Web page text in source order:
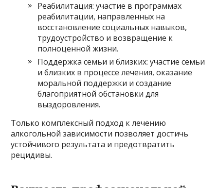
Реабилитация: участие в программах
реабилитации, направленных на
восстановление социальных навыков,
трудоустройство и возвращение к
полноценной жизни.
Поддержка семьи и близких: участие семьи
и близких в процессе лечения, оказание
моральной поддержки и создание
благоприятной обстановки для
выздоровления.
Только комплексный подход к лечению
алкогольной зависимости позволяет достичь
устойчивого результата и предотвратить
рецидивы.